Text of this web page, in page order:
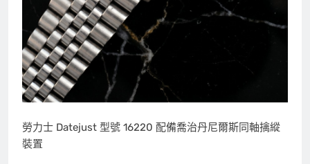
勞力士 Datejust 型號 16220 配備喬治丹尼爾斯同軸擒縱
裝置